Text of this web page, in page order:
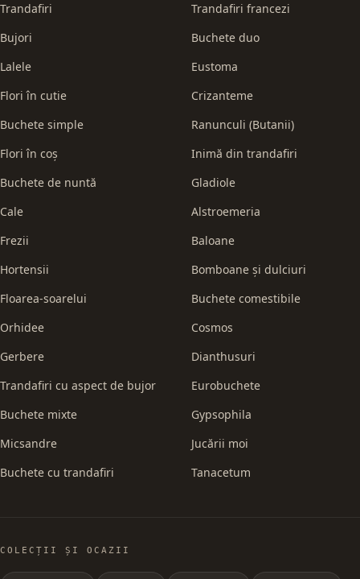
Trandafiri
Bujori
Lalele
Flori în cutie
Buchete simple
Flori în coș
Buchete de nuntă
Cale
Frezii
Hortensii
Floarea-soarelui
Orhidee
Gerbere
Trandafiri cu aspect de bujor
Buchete mixte
Micsandre
Buchete cu trandafiri
Trandafiri francezi
Buchete duo
Eustoma
Crizanteme
Ranunculi (Butanii)
Inimă din trandafiri
Gladiole
Alstroemeria
Baloane
Bomboane și dulciuri
Buchete comestibile
Cosmos
Dianthusuri
Eurobuchete
Gypsophila
Jucării moi
Tanacetum
COLECȚII ȘI OCAZII